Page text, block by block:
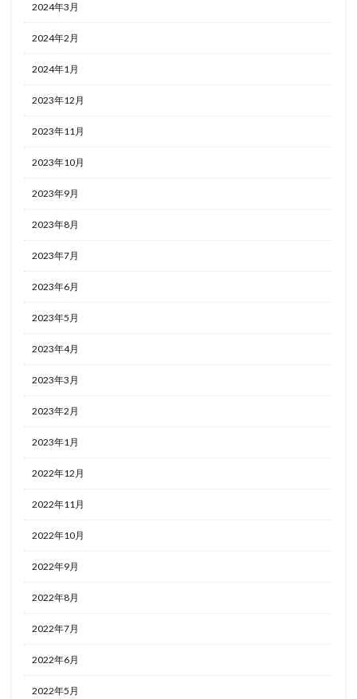
2024年3月
2024年2月
2024年1月
2023年12月
2023年11月
2023年10月
2023年9月
2023年8月
2023年7月
2023年6月
2023年5月
2023年4月
2023年3月
2023年2月
2023年1月
2022年12月
2022年11月
2022年10月
2022年9月
2022年8月
2022年7月
2022年6月
2022年5月